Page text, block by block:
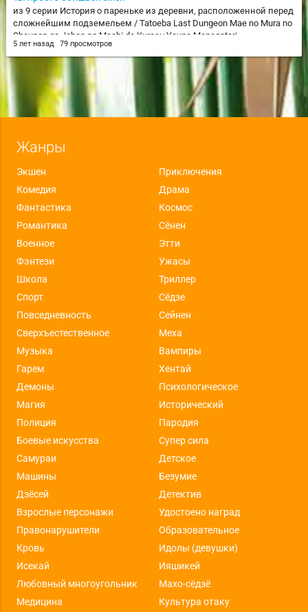
из 9 серии История о пареньке из деревни, расположенной перед
сложнейшим подземельем / Tatoeba Last Dungeon Mae no Mura no
Shounen ga Joban no Machi de Kurasu Youna Monogatari
5 лет назад 79 просмотров
Жанры
Экшен
Приключения
Комедия
Драма
Фантастика
Космос
Романтика
Сёнен
Военное
Этти
Фэнтези
Ужасы
Школа
Триллер
Спорт
Сёдзе
Повседневность
Сейнен
Сверхъестественное
Меха
Музыка
Вампиры
Гарем
Хентай
Демоны
Психологическое
Магия
Исторический
Полиция
Пародия
Боевые искусства
Супер сила
Самураи
Детское
Машины
Безумие
Дзёсей
Детектив
Взрослые персонажи
Удостоено наград
Правонарушители
Образовательное
Кровь
Идолы (девушки)
Исекай
Ияшикей
Любовный многоугольник
Махо-сёдзё
Медицина
Культура отаку